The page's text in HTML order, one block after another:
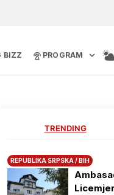
BIZZ PROGRAM
TRENDING
REPUBLIKA SRPSKA / BIH